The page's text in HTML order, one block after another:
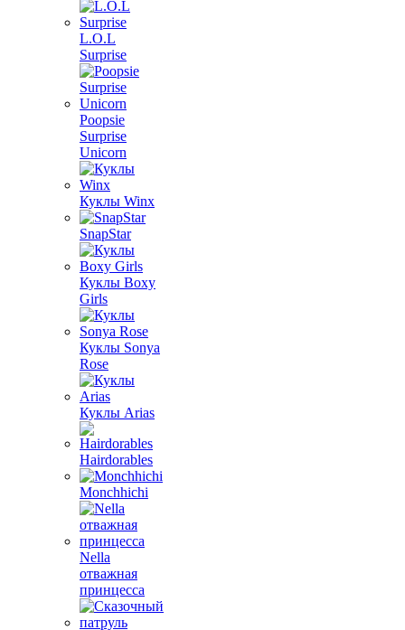
L.O.L
Surprise
Poopsie
Surprise
Unicorn
Куклы Winx
SnapStar
Куклы Boxy
Girls
Куклы Sonya
Rose
Куклы Arias
Hairdorables
Monchhichi
Nella
отважная
принцесса